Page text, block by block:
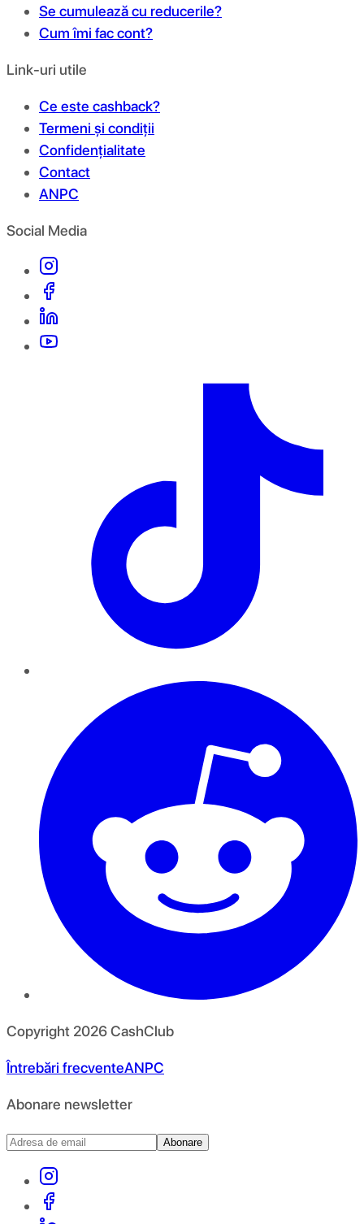
Se cumulează cu reducerile?
Cum îmi fac cont?
Link-uri utile
Ce este cashback?
Termeni și condiții
Confidențialitate
Contact
ANPC
Social Media
Copyright 2026CashClub
Întrebări frecventeANPC
Abonare newsletter
Abonare